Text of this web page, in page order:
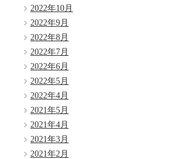
2022年10月
2022年9月
2022年8月
2022年7月
2022年6月
2022年5月
2022年4月
2021年5月
2021年4月
2021年3月
2021年2月